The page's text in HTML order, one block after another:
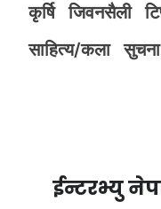
कृर्षि
जिवनसैली
साहित्य/कला
ईन्टरभ्यु